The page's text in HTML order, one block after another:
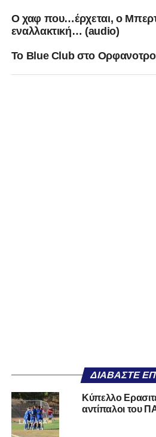
Ο χαφ που…έρχεται, ο
εναλλακτική… (audio)
Το Blue Club στο
ΔΙΑΒΆΣΤΕ
Κύπελλο
αντίπαλοι του